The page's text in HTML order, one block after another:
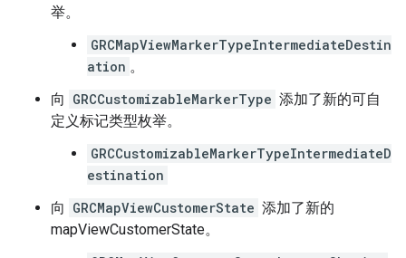
举。
GRCMapViewMarkerTypeIntermediateDestin
ation 。
向 GRCCustomizableMarkerType 添加了新的可自
定义标记类型枚举。
GRCCustomizableMarkerTypeIntermediateD
estination
向 GRCMapViewCustomerState 添加了新的
mapViewCustomerState。